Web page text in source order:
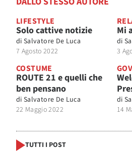
LIFESTYLE
Solo cattive notizie
di Salvatore De Luca
7 Agosto 2022
Mi
di
3
COSTUME
ROUTE 21 e quelli che
ben pensano
di Salvatore De Luca
22 Maggio 2022
di
14
TUTTI I POST